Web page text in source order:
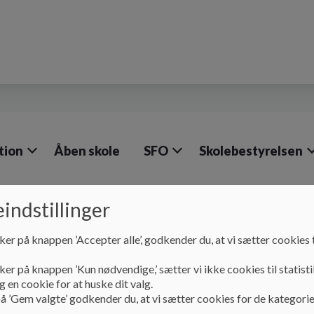
Åben skole SFO Skolebestyrelsen
Om skolen
National
Se skolens Nationale trivselsmåling på følgende link:
på knappen ’Accepter alle’, godkender du, at vi sætter
på knappen ’Kun nødvendige,’ sætter vi ikke cookies til
en cookie for at huske dit valg.
’Gem valgte’ godkender du, at vi sætter cookies for de